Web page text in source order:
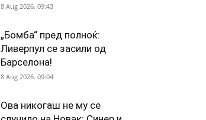
8 Aug 2026. 09:43
„Бомба“ пред полноќ:
Ливерпул се засили од
Барселона!
8 Aug 2026. 09:04
Ова никогаш не му се